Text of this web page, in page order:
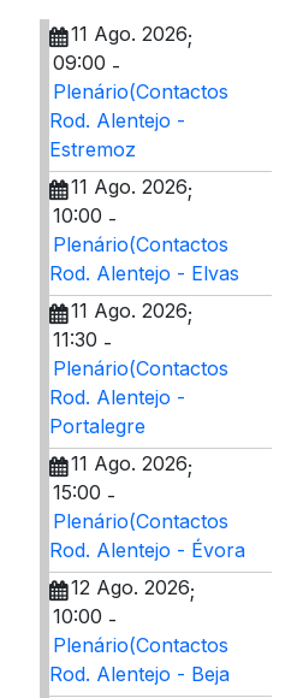
11 Ago. 2026;
09:00 -
Plenário(Contactos
Rod. Alentejo -
Estremoz
11 Ago. 2026;
10:00 -
Plenário(Contactos
Rod. Alentejo - Elvas
11 Ago. 2026;
11:30 -
Plenário(Contactos
Rod. Alentejo -
Portalegre
11 Ago. 2026;
15:00 -
Plenário(Contactos
Rod. Alentejo - Évora
12 Ago. 2026;
10:00 -
Plenário(Contactos
Rod. Alentejo - Beja